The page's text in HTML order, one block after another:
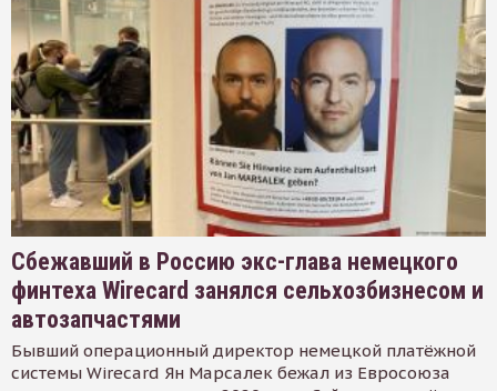
Сбежавший в Россию экс-глава немецкого
финтеха Wirecard занялся сельхозбизнесом и
автозапчастями
Бывший операционный директор немецкой платёжной
системы Wirecard Ян Марсалек бежал из Евросоюза